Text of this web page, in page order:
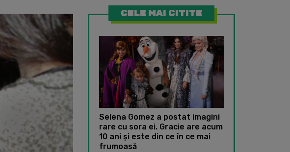
CELE MAI CITITE
Selena Gomez a postat imagini
rare cu sora ei. Gracie are acum
10 ani și este din ce în ce mai
frumoasă